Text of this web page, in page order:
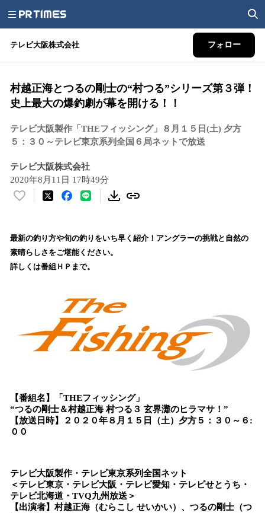
テレビ大阪株式会社 フォロー
村越正海とつるの剛士の“村つる”シリーズ第３弾！
史上最大の爆釣劇が幕を開ける！！
テレビ大阪製作「THEフィッシング」８月１５日(土) 夕方
５：３０～テレビ東京系列全国６局ネットで放送
テレビ大阪株式会社
2020年8月11日 17時49分
い
！
数
を
で
最新の釣り方や旬の釣りをいち早く紹介！アングラーの挑戦と自然の
素晴らしさをご堪能ください。
詳しくは番組ＨＰまで。
【番組名】「THEフィッシング」
“つるの剛士＆村越正海 村つる３ 玄界灘のヒラマサ！”
【放送日時】２０２０年８月１５日（土）夕方５：３０～６:
００
テレビ大阪製作・テレビ東京系列全国ネット
＜テレビ東京・テレビ大阪・テレビ愛知・テレビせとうち・
テレビ北海道・TVQ九州放送＞
【出演者】村越正海（むらこし せいかい）、つるの剛士（つ